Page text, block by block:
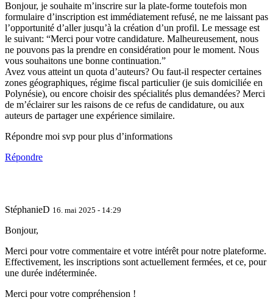
Bonjour, je souhaite m’inscrire sur la plate-forme toutefois mon
formulaire d’inscription est immédiatement refusé, ne me laissant pas
l’opportunité d’aller jusqu’à la création d’un profil. Le message est
le suivant: “Merci pour votre candidature. Malheureusement, nous
ne pouvons pas la prendre en considération pour le moment. Nous
vous souhaitons une bonne continuation.”
Avez vous atteint un quota d’auteurs? Ou faut-il respecter certaines
zones géographiques, régime fiscal particulier (je suis domiciliée en
Polynésie), ou encore choisir des spécialités plus demandées? Merci
de m’éclairer sur les raisons de ce refus de candidature, ou aux
auteurs de partager une expérience similaire.
Répondre moi svp pour plus d’informations
Répondre
StéphanieD 16. mai 2025 - 14:29
Bonjour,
Merci pour votre commentaire et votre intérêt pour notre plateforme.
Effectivement, les inscriptions sont actuellement fermées, et ce, pour
une durée indéterminée.
Merci pour votre compréhension !